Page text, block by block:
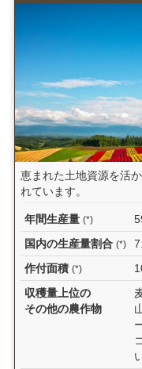
恵まれた土地資源を活
れています。
年間生産量 (*)
国内の生産量割合 (*)
作付面積 (*)
収穫量上位の
その他の農作物